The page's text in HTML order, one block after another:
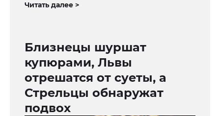
Читать далее >
Близнецы шуршат
купюрами, Львы
отрешатся от суеты, а
Стрельцы обнаружат
подвох